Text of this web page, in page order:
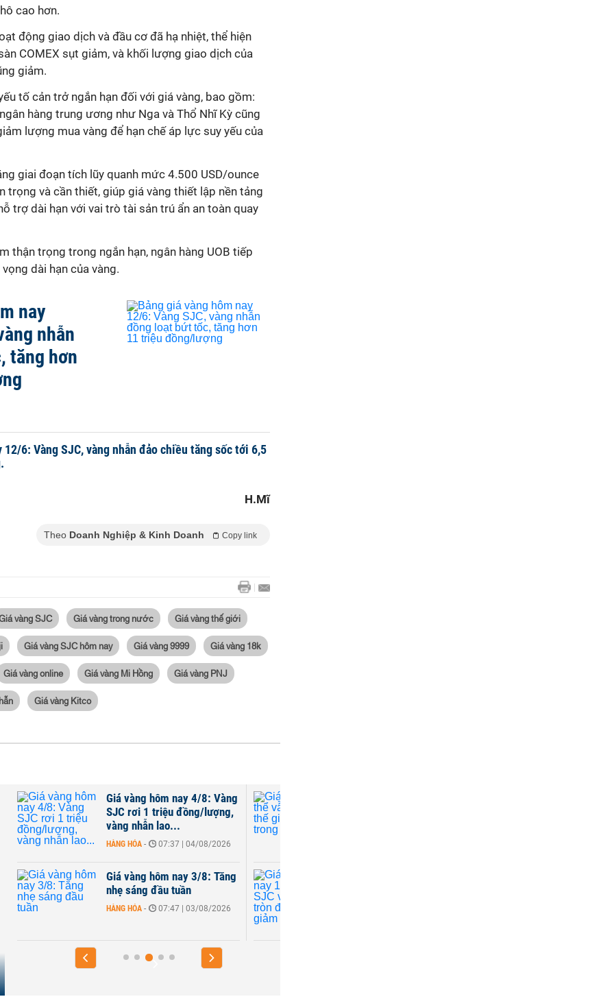
cao hơn.
động giao dịch và đầu cơ đã hạ nhiệt, thể hiện
COMEX sụt giảm, và khối lượng giao dịch của
giảm.
tố cản trở ngắn hạn đối với giá vàng, bao gồm:
hàng trung ương như Nga và Thổ Nhĩ Kỳ cũng
lượng mua vàng để hạn chế áp lực suy yếu của
giai đoạn tích lũy quanh mức 4.500 USD/ounce
trọng và cần thiết, giúp giá vàng thiết lập nền tảng
trợ dài hạn với vai trò tài sản trú ẩn an toàn quay
thận trọng trong ngắn hạn, ngân hàng UOB tiếp
dài hạn của vàng.
nay
nhẫn
tăng hơn
12/6: Vàng SJC, vàng nhẫn đảo chiều tăng sốc tới 6,5
H.Mĩ
Theo Doanh Nghiệp & Kinh Doanh Copy link
vàng SJC Giá vàng trong nước Giá vàng thế giới
Giá vàng SJC hôm nay Giá vàng 9999 Giá vàng 18k
Giá vàng online Giá vàng Mi Hồng Giá vàng PNJ
Giá vàng Kitco
Giá vàng hôm nay 4/8: Vàng
SJC rơi 1 triệu đồng/lượng,
vàng nhẫn lao...
HÀNG HÓA - 07:37 | 04/08/2026
Giá vàng hôm nay 3/8: Tăng
nhẹ sáng đầu tuần
HÀNG HÓA - 07:47 | 03/08/2026